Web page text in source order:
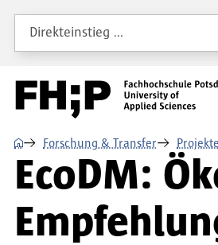
Direkt zum Inhalt
Direkt zur Hauptnavigation
Direkt zum Fußbereich
Direkteinstieg …
⌂ Forschung & Transfer
EcoDM: